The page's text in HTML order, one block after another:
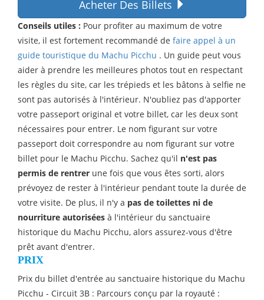
Acheter Des Billets
Conseils utiles : Pour profiter au maximum de votre
visite, il est fortement recommandé de faire appel à un
guide touristique du Machu Picchu . Un guide peut vous
aider à prendre les meilleures photos tout en respectant
les règles du site, car les trépieds et les bâtons à selfie ne
sont pas autorisés à l'intérieur. N'oubliez pas d'apporter
votre passeport original et votre billet, car les deux sont
nécessaires pour entrer. Le nom figurant sur votre
passeport doit correspondre au nom figurant sur votre
billet pour le Machu Picchu. Sachez qu'il n'est pas
permis de rentrer une fois que vous êtes sorti, alors
prévoyez de rester à l'intérieur pendant toute la durée de
votre visite. De plus, il n'y a pas de toilettes ni de
nourriture autorisées à l'intérieur du sanctuaire
historique du Machu Picchu, alors assurez-vous d'être
prêt avant d'entrer.
PRIX
Prix du billet d'entrée au sanctuaire historique du Machu
Picchu - Circuit 3B : Parcours conçu par la royauté :